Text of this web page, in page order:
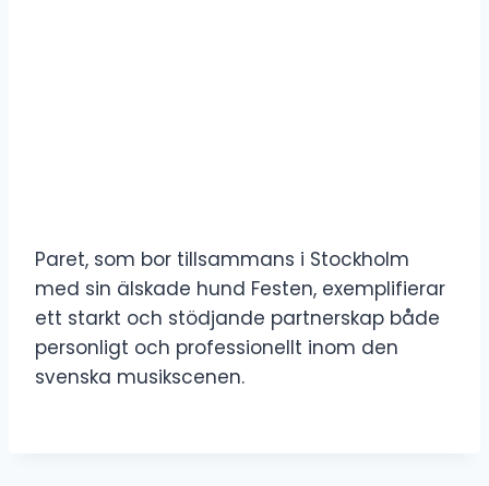
Paret, som bor tillsammans i Stockholm
med sin älskade hund Festen, exemplifierar
ett starkt och stödjande partnerskap både
personligt och professionellt inom den
svenska musikscenen.